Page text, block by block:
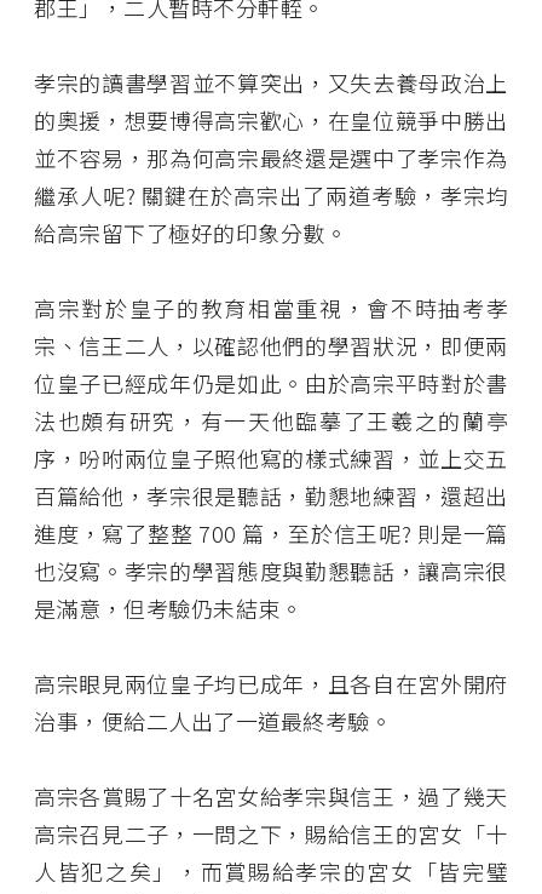
郡王」，二人暫時不分軒輊。
孝宗的讀書學習並不算突出，又失去養母政治上
的奧援，想要博得高宗歡心，在皇位競爭中勝出
並不容易，那為何高宗最終還是選中了孝宗作為
繼承人呢? 關鍵在於高宗出了兩道考驗，孝宗均
給高宗留下了極好的印象分數。
高宗對於皇子的教育相當重視，會不時抽考孝
宗、信王二人，以確認他們的學習狀況，即便兩
位皇子已經成年仍是如此。由於高宗平時對於書
法也頗有研究，有一天他臨摹了王羲之的蘭亭
序，吩咐兩位皇子照他寫的樣式練習，並上交五
百篇給他，孝宗很是聽話，勤懇地練習，還超出
進度，寫了整整 700 篇，至於信王呢? 則是一篇
也沒寫。孝宗的學習態度與勤懇聽話，讓高宗很
是滿意，但考驗仍未結束。
高宗眼見兩位皇子均已成年，且各自在宮外開府
治事，便給二人出了一道最終考驗。
高宗各賞賜了十名宮女給孝宗與信王，過了幾天
高宗召見二子，一問之下，賜給信王的宮女「十
人皆犯之矣」，而賞賜給孝宗的宮女「皆完璧